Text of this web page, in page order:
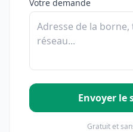
Votre demande
Envoyer le
Gratuit et